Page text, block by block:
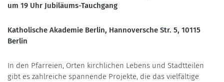
um 19 Uhr Jubiläums-Tauchgang
Katholische Akademie Berlin, Hannoversche Str. 5, 10115
Berlin
In den Pfarreien, Orten kirchlichen Lebens und Stadtteilen
gibt es zahlreiche spannende Projekte, die das vielfältige